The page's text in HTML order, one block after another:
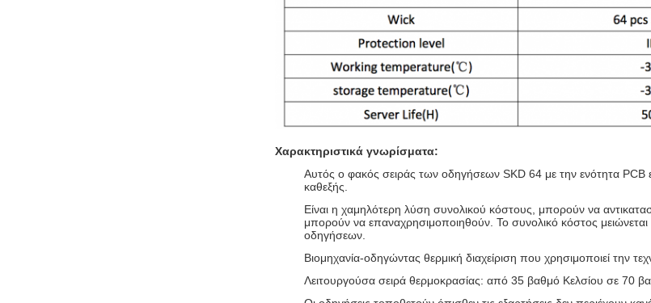
Χαρακτηριστικά γνωρίσματα:
Αυτός ο φακός σειράς των οδηγήσεων SKD 64 με την ενότητα
καθεξής.
Είναι η χαμηλότερη λύση συνολικού κόστους, μπορούν να
μπορούν να επαναχρησιμοποιηθούν. Το συνολικό κόστος
οδηγήσεων.
Βιομηχανία-οδηγώντας θερμική διαχείριση που χρησιμοποιεί την
Λειτουργούσα σειρά θερμοκρασίας: από 35 βαθμό Κελσίου σε 70